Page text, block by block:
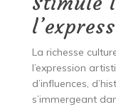
La richesse
l’expression
d’influences,
s’immergeant